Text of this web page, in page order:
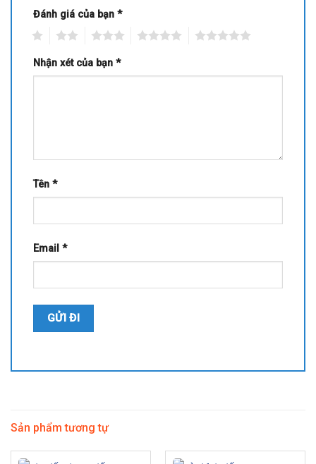
Đánh giá của bạn *
Nhận xét của bạn *
Tên *
Email *
Sản phẩm tương tự